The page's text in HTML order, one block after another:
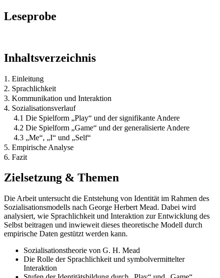
Leseprobe
Inhaltsverzeichnis
1. Einleitung
2. Sprachlichkeit
3. Kommunikation und Interaktion
4. Sozialisationsverlauf
4.1 Die Spielform „Play“ und der signifikante Andere
4.2 Die Spielform „Game“ und der generalisierte Andere
4.3 „Me“, „I“ und „Self“
5. Empirische Analyse
6. Fazit
Zielsetzung & Themen
Die Arbeit untersucht die Entstehung von Identität im Rahmen des
Sozialisationsmodells nach George Herbert Mead. Dabei wird
analysiert, wie Sprachlichkeit und Interaktion zur Entwicklung des
Selbst beitragen und inwieweit dieses theoretische Modell durch
empirische Daten gestützt werden kann.
Sozialisationstheorie von G. H. Mead
Die Rolle der Sprachlichkeit und symbolvermittelter
Interaktion